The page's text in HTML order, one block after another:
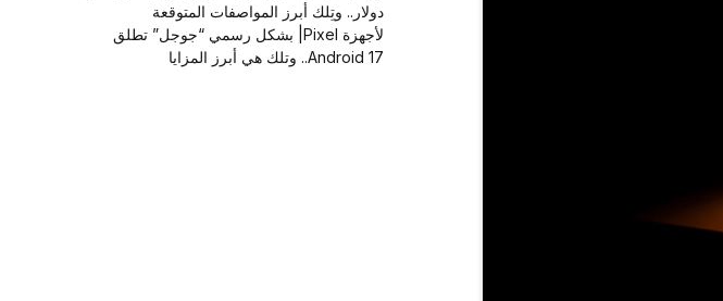
دولار.. وتِلك أبرز المواصفات المتوقعة
لأجهزة Pixel| بشكل رسمي “جوجل” تطلق
Android 17.. وتلك هي أبرز المزايا